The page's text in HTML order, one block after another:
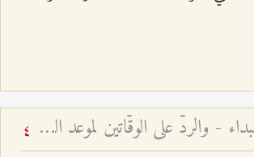
حقيقة معنى البداء - والردّ على الوقّاتين لموعد الظهور 4